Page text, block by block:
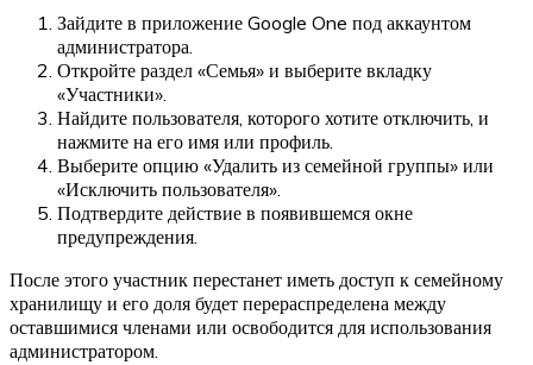
Зайдите в приложение Google One под аккаунтом
администратора.
Откройте раздел «Семья» и выберите вкладку
«Участники».
Найдите пользователя, которого хотите отключить, и
нажмите на его имя или профиль.
Выберите опцию «Удалить из семейной группы» или
«Исключить пользователя».
Подтвердите действие в появившемся окне
предупреждения.
После этого участник перестанет иметь доступ к семейному
хранилищу и его доля будет перераспределена между
оставшимися членами или освободится для использования
администратором.